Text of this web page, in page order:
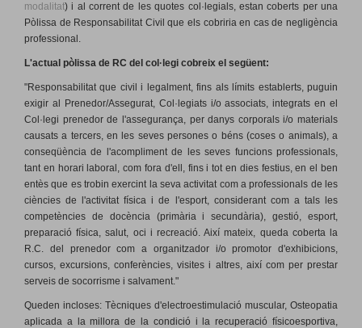
modalitat) i al corrent de les quotes col·legials, estan coberts per una
Pòlissa de Responsabilitat Civil que els cobriria en cas de negligència
professional.
L'actual pòlissa de RC del col·legi cobreix el següent:
"Responsabilitat que civil i legalment, fins als límits establerts, puguin
exigir al Prenedor/Assegurat, Col·legiats i/o associats, integrats en el
Col·legi prenedor de l'assegurança, per danys corporals i/o materials
causats a tercers, en les seves persones o béns (coses o animals), a
conseqüència de l'acompliment de les seves funcions professionals,
tant en horari laboral, com fora d'ell, fins i tot en dies festius, en el ben
entès que es trobin exercint la seva activitat com a professionals de les
ciències de l'activitat física i de l'esport, considerant com a tals les
competències de docència (primària i secundària), gestió, esport,
preparació física, salut, oci i recreació. Així mateix, queda coberta la
R.C. del prenedor com a organitzador i/o promotor d'exhibicions,
cursos, excursions, conferències, visites i altres, així com per prestar
serveis de socorrisme i salvament."
Queden incloses: Tècniques d'electroestimulació muscular, Osteopatia
aplicada a la millora de la condició i la recuperació físicoesportiva,